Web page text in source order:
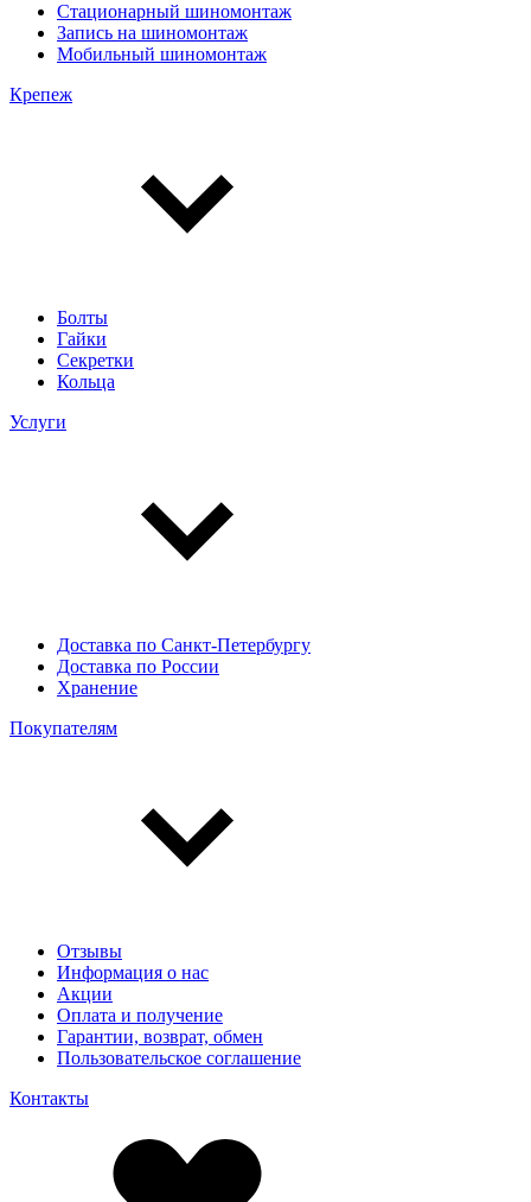
Стационарный шиномонтаж
Запись на шиномонтаж
Мобильный шиномонтаж
Крепеж
Болты
Гайки
Секретки
Кольца
Услуги
Доставка по Санкт-Петербургу
Доставка по России
Хранение
Покупателям
Отзывы
Информация о нас
Акции
Оплата и получение
Гарантии, возврат, обмен
Пользовательское соглашение
Контакты